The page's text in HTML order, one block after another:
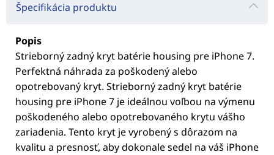
Špecifikácia produktu
Popis
Strieborný zadný kryt batérie housing pre iPhone 7.
Perfektná náhrada za poškodený alebo
opotrebovaný kryt. Strieborný zadný kryt batérie
housing pre iPhone 7 je ideálnou voľbou na výmenu
poškodeného alebo opotrebovaného krytu vášho
zariadenia. Tento kryt je vyrobený s dôrazom na
kvalitu a presnosť, aby dokonale sedel na váš iPhone